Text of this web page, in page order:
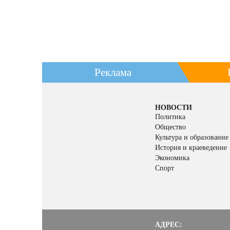
Реклама
НОВОСТИ
Политика
Общество
Культура и образование
История и краеведение
Экономика
Спорт
АДРЕС: